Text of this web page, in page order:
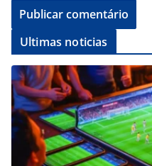
Ultimas noticias